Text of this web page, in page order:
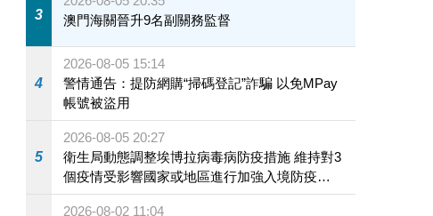
3
澳門海關晉升9名副關務監督
4
2026-08-05 15:14
警情通告：提防網購“掃碼登記”詐騙 以免MPay
帳號被盜用
5
2026-08-05 20:27
衛生局動態調整埃博拉病毒病防疫措施 維持對3
個疫情受影響國家或地區進行加強入境防疫措
施
2026-08-02 11:04